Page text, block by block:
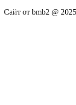
Сайт от bmb2 @ 2025